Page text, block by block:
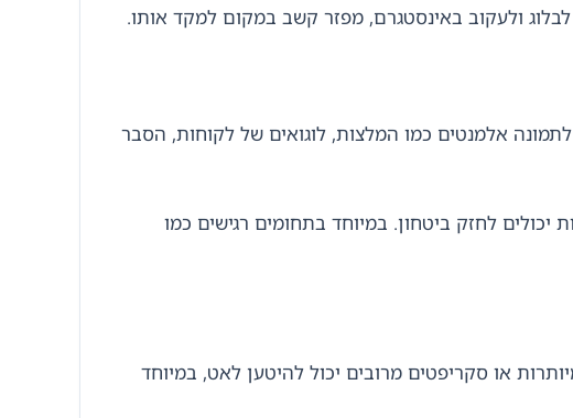
אלמנטים כמו המלצות, לוגואים של לקוחות, הסבר
לחזק ביטחון. במיוחד בתחומים רגישים כמו
או סקריפטים מרובים יכול להיטען לאט, במיוחד